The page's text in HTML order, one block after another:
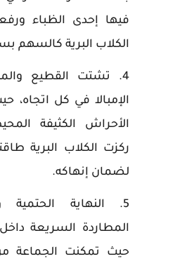
فيها إحدى الظباء
الكلاب البرية كالسهم
تشتت القطيع
الإمبالا في كل اتجاه،
الأحراش الكثيفة
ركزت الكلاب البرية
لضمان إنهاكه.
النهاية الحتمية
المطاردة السريعة
حيث تمكنت الجماعة